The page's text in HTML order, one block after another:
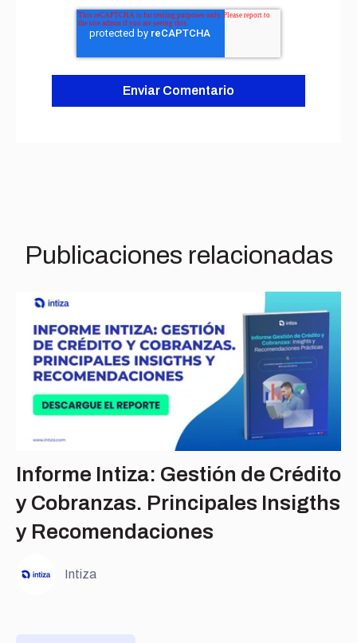
Publicaciones relacionadas
Informe Intiza: Gestión de Crédito
y Cobranzas. Principales Insigths
y Recomendaciones
Intiza